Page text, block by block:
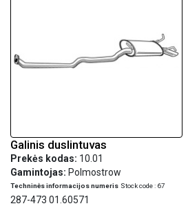
Galinis duslintuvas
Prekės kodas: 10.01
Gamintojas: Polmostrow
Techninės informacijos numeris Stock code : 67
287-473 01.60571